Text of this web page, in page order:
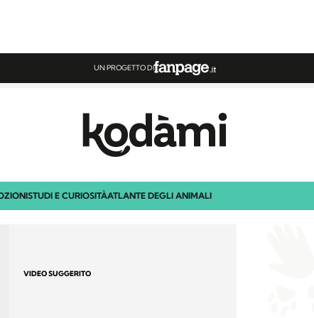
UN PROGETTO DI
STUDI E CURIOSITÀATLANTE DEGLI ANIMALI
VIDEO SUGGERITO